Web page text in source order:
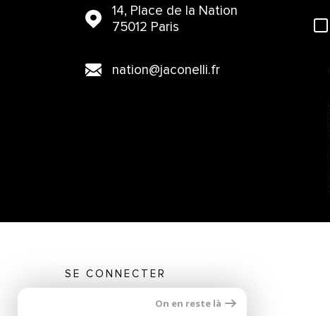
14, Place de la Nation
75012 Paris
nation@jaconelli.fr
SE CONNECTER
On en reste là